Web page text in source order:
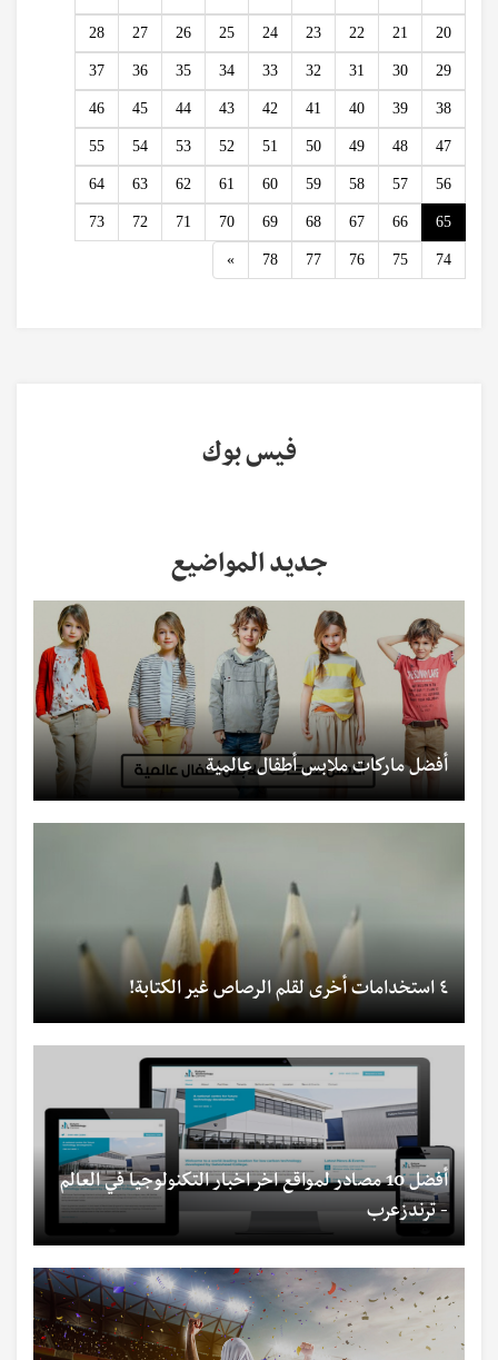
20
21
22
23
24
25
26
27
28
29
30
31
32
33
34
35
36
37
38
39
40
41
42
43
44
45
46
47
48
49
50
51
52
53
54
55
56
57
58
59
60
61
62
63
64
65
66
67
68
69
70
71
72
73
74
75
76
77
78
»
Next
فيس بوك
جديد المواضيع
أفضل ماركات ملابس أطفال عالمية
٤ استخدامات أخرى لقلم الرصاص غير الكتابة!
أفضل 10 مصادر لمواقع اخر اخبار التكنولوجيا في العالم
- ترندزعرب